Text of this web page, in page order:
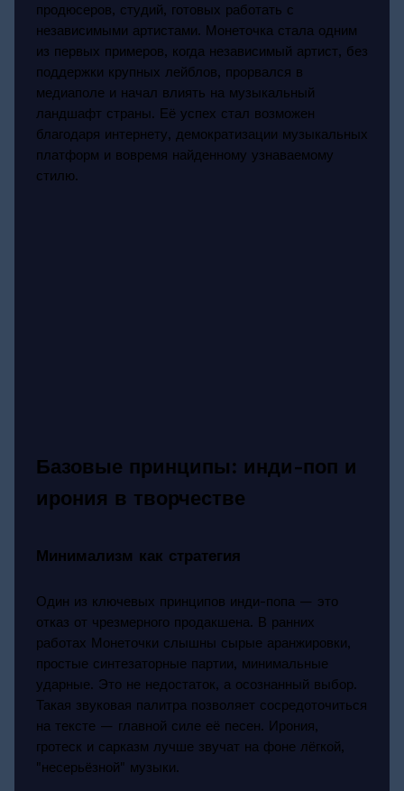
продюсеров, студий, готовых работать с
независимыми артистами. Монеточка стала одним
из первых примеров, когда независимый артист, без
поддержки крупных лейблов, прорвался в
медиаполе и начал влиять на музыкальный
ландшафт страны. Её успех стал возможен
благодаря интернету, демократизации музыкальных
платформ и вовремя найденному узнаваемому
стилю.
Базовые принципы: инди-поп и
ирония в творчестве
Минимализм как стратегия
Один из ключевых принципов инди-попа — это
отказ от чрезмерного продакшена. В ранних
работах Монеточки слышны сырые аранжировки,
простые синтезаторные партии, минимальные
ударные. Это не недостаток, а осознанный выбор.
Такая звуковая палитра позволяет сосредоточиться
на тексте — главной силе её песен. Ирония,
гротеск и сарказм лучше звучат на фоне лёгкой,
"несерьёзной" музыки.